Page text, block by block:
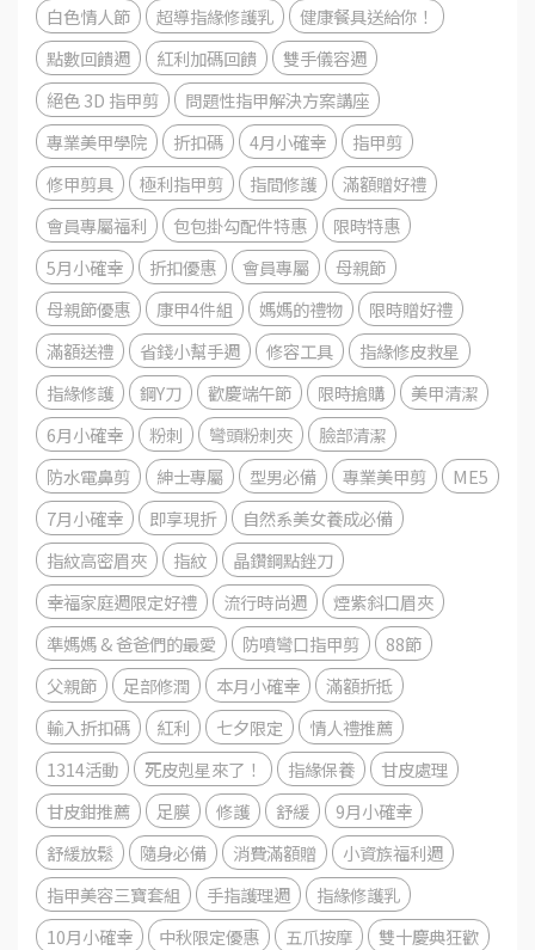
白色情人節 超導指緣修護乳
健康餐具送給你！
點數回饋週
紅利加碼回饋
雙手儀容週
絕色 3D 指甲剪
問題性指甲解決方案講座
專業美甲學院
折扣碼 4月小確幸
指甲剪
修甲剪具
極利指甲剪 指間修護
滿額贈好禮
會員專屬福利
包包掛勾配件特惠
限時特惠
5月小確幸
折扣優惠 會員專屬
母親節
母親節優惠
康甲4件組 媽媽的禮物
限時贈好禮
滿額送禮
省錢小幫手週 修容工具
指緣修皮救星
指緣修護
鋼Y刀 歡慶端午節 限時搶購
美甲清潔
6月小確幸
粉刺 彎頭粉刺夾
臉部清潔
防水電鼻剪
紳士專屬 型男必備 專業美甲剪
ME5
7月小確幸
即享現折
自然系美女養成必備
指紋高密眉夾
指紋
晶鑽鋼點銼刀
幸福家庭週限定好禮
流行時尚週
煙紫斜口眉夾
準媽媽 & 爸爸們的最愛
防噴彎口指甲剪
88節
父親節
足部修潤 本月小確幸
滿額折抵
輸入折扣碼
紅利 七夕限定
情人禮推薦
1314活動
死皮剋星來了！ 指緣保養
甘皮處理
甘皮鉗推薦
足膜 修護 舒緩
9月小確幸
舒緩放鬆
隨身必備 消費滿額贈
小資族福利週
指甲美容三寶套組
手指護理週
指緣修護乳
10月小確幸
中秋限定優惠 五爪按摩
雙十慶典狂歡